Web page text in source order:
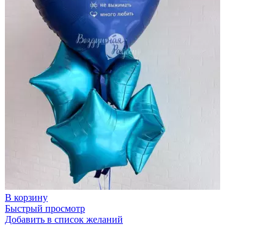
В корзину
Быстрый просмотр
Добавить в список желаний